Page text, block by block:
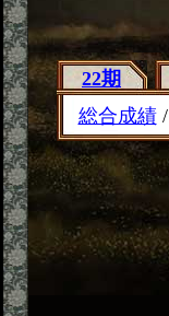
22期
総合成績/